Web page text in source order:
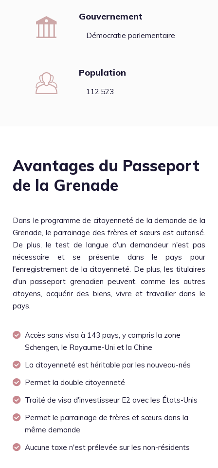
Gouvernement
Démocratie parlementaire
Population
112,523
Avantages du Passeport
de la Grenade
Dans le programme de citoyenneté de la demande de la
Grenade, le parrainage des frères et sœurs est autorisé.
De plus, le test de langue d'un demandeur n'est pas
nécessaire et se présente dans le pays pour
l'enregistrement de la citoyenneté. De plus, les titulaires
d'un passeport grenadien peuvent, comme les autres
citoyens, acquérir des biens, vivre et travailler dans le
pays.
Accès sans visa à 143 pays, y compris la zone
Schengen, le Royaume-Uni et la Chine
La citoyenneté est héritable par les nouveau-nés
Permet la double citoyenneté
Traité de visa d'investisseur E2 avec les États-Unis
Permet le parrainage de frères et sœurs dans la
même demande
Aucune taxe n'est prélevée sur les non-résidents